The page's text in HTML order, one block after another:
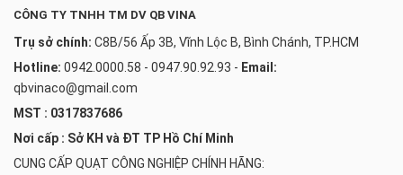
CÔNG TY TNHH TM DV QB VINA
Trụ sở chính: C8B/56 Ấp 3B, Vĩnh Lộc B, Bình Chánh, TP.HCM
Hotline: 0942.0000.58 - 0947.90.92.93 - Email:
qbvinaco@gmail.com
MST : 0317837686
Nơi cấp : Sở KH và ĐT TP Hồ Chí Minh
CUNG CẤP QUẠT CÔNG NGHIỆP CHÍNH HÃNG: